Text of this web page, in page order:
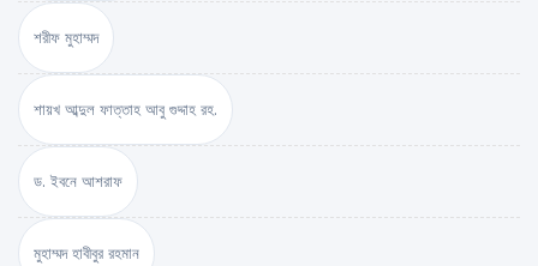
শরীফ মুহাম্মদ
শায়খ আব্দুল ফাত্তাহ আবু গুদ্দাহ রহ.
ড. ইবনে আশরাফ
মুহাম্মদ হাবীবুর রহমান